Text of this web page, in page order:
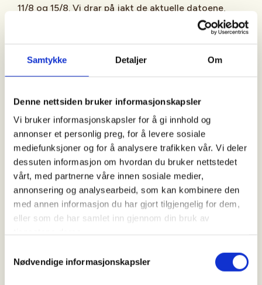
Samtykke Detaljer Om
Denne nettsiden bruker informasjonskapsler
Vi bruker informasjonskapsler for å gi innhold og
annonser et personlig preg, for å levere sosiale
mediefunksjoner og for å analysere trafikken vår. Vi deler
dessuten informasjon om hvordan du bruker nettstedet
vårt, med partnerne våre innen sosiale medier,
annonsering og analysearbeid, som kan kombinere den
med annen informasjon du har gjort tilgjengelig for dem,
eller som de har samlet inn gjennom din bruk av
Nødvendige informasjonskapsler
11/8 og 15/8. Vi drar på jakt de aktuelle datoene,
både tidlig morgen og kveld, gi gjerne beskjed hva
Til info:
18 år som skal på jakt for første gang. Mange nye
jegere har vanskeligheter med å komme seg ut på
jakt, da det fort kan bli en del barrierer i starten. Vi
ønsker å hjelpe våre nyutdannede jegere til å få en
god start med erfarne instruktører i trygge
omgivelser. Introjakt passer også godt for
viderekomne som har erfaring innenfor én jaktform,
men ønsker å utvide horisonten.
Krav:
- Du må være registrert i jegerregisteret